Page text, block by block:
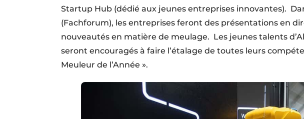
Startup Hub (dédié aux jeunes entreprises innovantes).
(Fachforum), les entreprises feront des présentations en
nouveautés en matière de meulage. Les jeunes talents
seront encouragés à faire l’étalage de toutes leurs
Meuleur de l’Année ».